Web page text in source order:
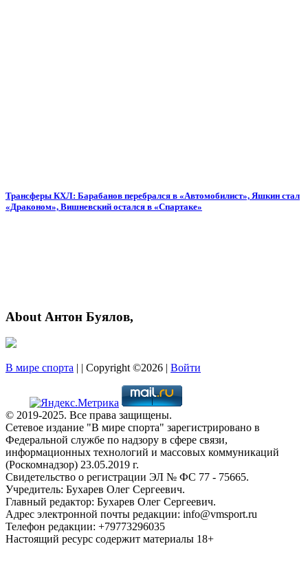
Трансферы КХЛ: Барабанов перебрался в «Автомобилист», Яшкин стал
«Драконом», Вишневский остался в «Спартаке»
About Антон Буялов,
В мире спорта | | Copyright ©2026 | Войти
© 2019-2025. Все права защищены.
Сетевое издание "В мире спорта" зарегистрировано в
Федеральной службе по надзору в сфере связи,
информационных технологий и массовых коммуникаций
(Роскомнадзор) 23.05.2019 г.
Свидетельство о регистрации ЭЛ № ФС 77 - 75665.
Учредитель: Бухарев Олег Сергеевич.
Главный редактор: Бухарев Олег Сергеевич.
Адрес электронной почты редакции: info@vmsport.ru
Телефон редакции: +79773296035
Настоящий ресурс содержит материалы 18+